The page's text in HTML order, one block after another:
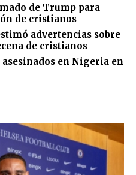
de Trump para
de cristianos
advertencias sobre
de cristianos
en Nigeria en